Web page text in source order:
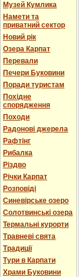
Музей Кумлика
Намети та
приватний сектор
Новий рік
Озера Карпат
Перевали
Печери Буковини
Поради туристам
Похідне
спорядження
Походи
Радонові джерела
Рафтінг
Рибалка
Різдво
Річки Карпат
Розповіді
Синевірське озеро
Солотвинські озера
Термальні курорти
Травневі свята
Традиції
Тури в Карпати
Храми Буковини